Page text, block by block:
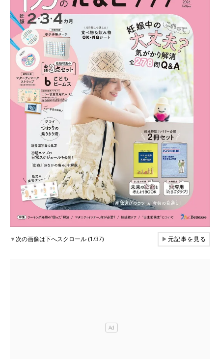
▼次の画像は下へスクロール (1/37) ▶元記事を見る